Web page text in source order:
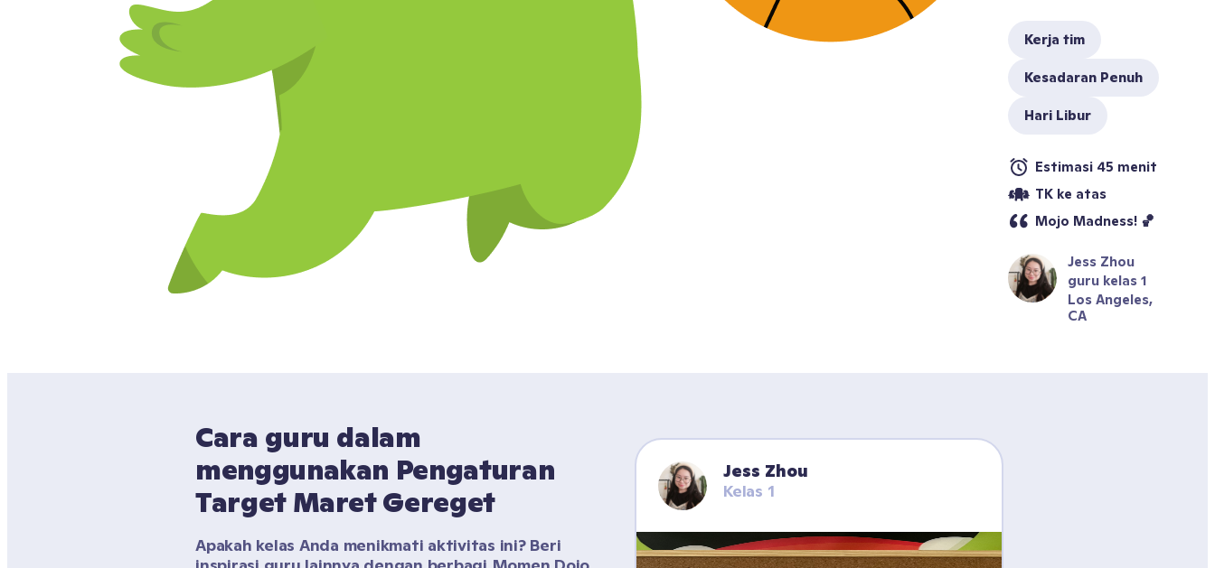
Kerja tim
Kesadaran Penuh
Hari Libur
Estimasi 45 menit
TK ke atas
Mojo Madness! 🏀
Jess Zhou
guru kelas 1
Los Angeles,
CA
Cara guru dalam
menggunakan Pengaturan
Target Maret Gereget
Apakah kelas Anda menikmati aktivitas ini? Beri
Jess Zhou
Kelas 1